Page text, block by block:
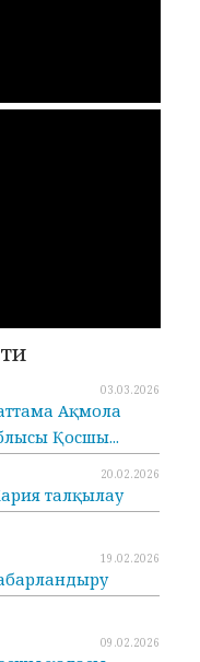
03.03.2026
Ақмола
Қосшы...
20.02.2026
талқылау
19.02.2026
09.02.2026